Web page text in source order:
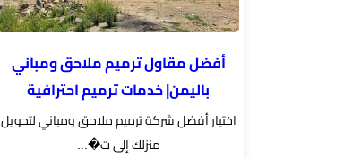
أفضل مقاول ترميم ملاحق ومباني
باليمن| خدمات ترميم احترافية
اختيار أفضل شركة ترميم ملاحق ومباني لتحويل
منزلك إلى ت�...